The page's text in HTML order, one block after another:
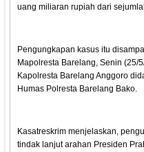
uang miliaran rupiah dari
Pengungkapan kasus itu
Mapolresta Barelang, Senin (25/
Kapolresta Barelang Anggoro
Humas Polresta Barelang Bako.
Kasatreskrim menjelaskan,
tindak lanjut arahan Presiden